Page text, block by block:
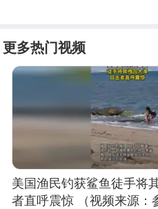
更多热门视频
美国渔民钓获鲨鱼徒手将
者直呼震惊 （视频来源：